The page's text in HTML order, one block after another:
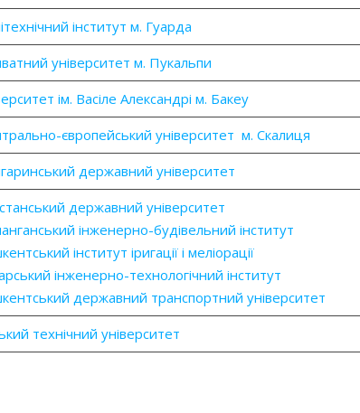
інститут м. Гуарда
університет м. Пукальпи
ім. Васіле Александрі м. Бакеу
європейський університет м. Скалиця
державний університет
державний університет
інженерно-будівельний інститут
інститут іригації і меліорації
інженерно-технологічний інститут
державний транспортний університет
технічний університет